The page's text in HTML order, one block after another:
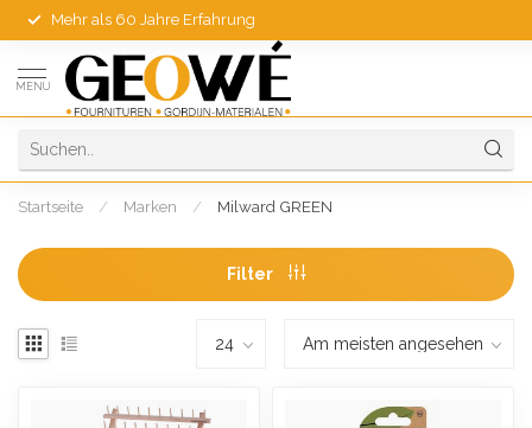
Mehr als 60 Jahre Erfahrung
MENU
Startseite / Marken / Milward GREEN
Filter